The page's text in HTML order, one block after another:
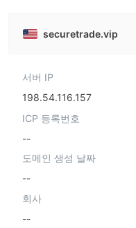
securetrade.vip
서버 IP
198.54.116.157
ICP 등록번호
--
도메인 생성 날짜
--
회사
--